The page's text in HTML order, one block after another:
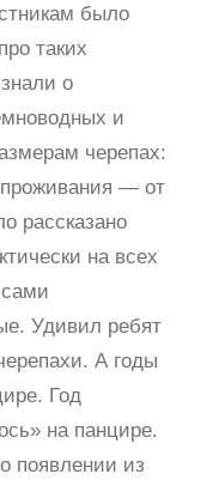
было
таких
о
и
черепах:
— от
рассказано
на всех
Удивил ребят
А годы
Год
на панцире.
появлении из